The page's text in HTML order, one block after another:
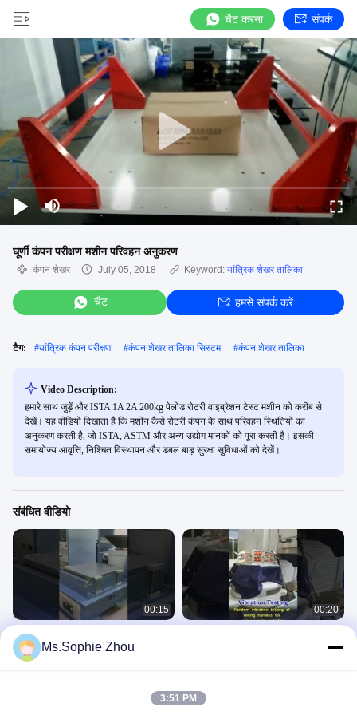
चैट करना संपर्क
घूर्णी कंपन परीक्षण मशीन परिवहन अनुकरण
कंपन शेखर July 05, 2018 Keyword: यांत्रिक शेखर तालिका
चैट हमसे संपर्क करें
टैग: #यांत्रिक कंपन परीक्षण #कंपन शेखर तालिका सिस्टम #कंपन शेखर तालिका
Video Description:
हमारे साथ जुड़ें और ISTA 1A 2A 200kg पेलोड रोटरी वाइब्रेशन टेस्ट मशीन को करीब से
देखें। यह वीडियो दिखाता है कि मशीन कैसे रोटरी कंपन के साथ परिवहन स्थितियों का
अनुकरण करती है, जो ISTA, ASTM और अन्य उद्योग मानकों को पूरा करती है। इसकी
समायोज्य आवृत्ति, निश्चित विस्थापन और डबल बाड़ सुरक्षा सुविधाओं को देखें।
संबंधित वीडियो
00:15
विमान भागों के परीक्षण के लिए
इलेक्ट्रोडायनामिक कंपन शेकर MIL-STD-
810G को पूरा करता है
कंपन शेखर
00:20
Ms.Sophie Zhou
3:51 PM